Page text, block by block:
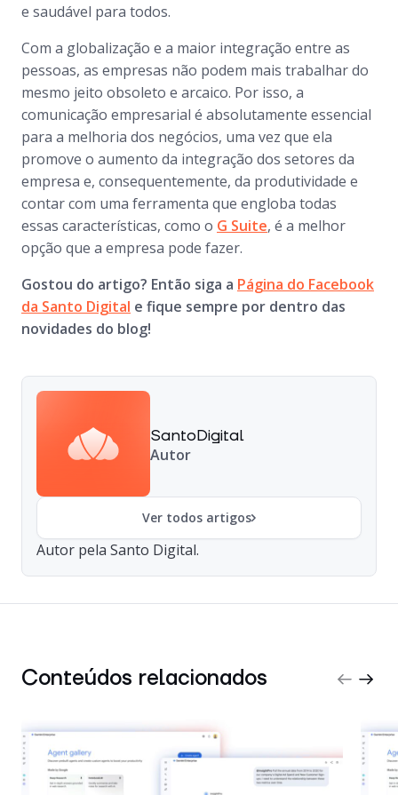
e saudável para todos.
Com a globalização e a maior integração entre as
pessoas, as empresas não podem mais trabalhar do
mesmo jeito obsoleto e arcaico. Por isso, a
comunicação empresarial é absolutamente essencial
para a melhoria dos negócios, uma vez que ela
promove o aumento da integração dos setores da
empresa e, consequentemente, da produtividade e
contar com uma ferramenta que engloba todas
essas características, como o G Suite, é a melhor
opção que a empresa pode fazer.
Gostou do artigo? Então siga a Página do Facebook
da Santo Digital e fique sempre por dentro das
novidades do blog!
SantoDigital
Autor
Ver todos artigos
Autor pela Santo Digital.
Conteúdos relacionados